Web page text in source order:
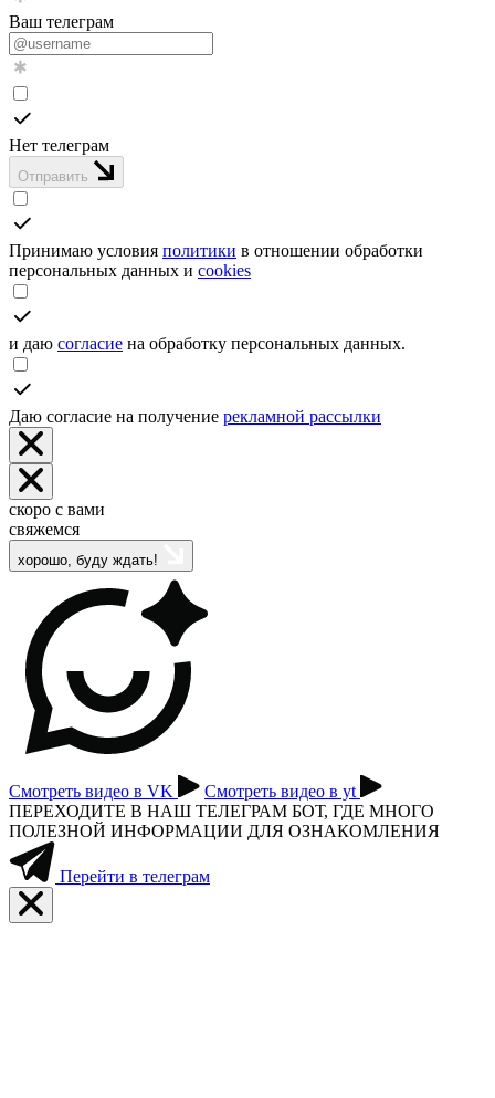
Ваш телеграм
Нет телеграм
Отправить
Принимаю условия политики в отношении обработки
персональных данных и cookies
и даю согласие на обработку персональных данных.
Даю согласие на получение рекламной рассылки
скоро с вами
свяжемся
хорошо, буду ждать!
Смотреть видео в VK
Смотреть видео в yt
ПЕРЕХОДИТЕ В НАШ ТЕЛЕГРАМ БОТ, ГДЕ МНОГО
ПОЛЕЗНОЙ ИНФОРМАЦИИ ДЛЯ ОЗНАКОМЛЕНИЯ
Перейти в телеграм